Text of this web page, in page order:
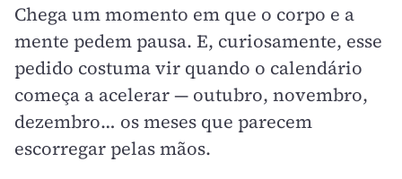
Chega um momento em que o corpo e a
mente pedem pausa. E, curiosamente, esse
pedido costuma vir quando o calendário
começa a acelerar — outubro, novembro,
dezembro… os meses que parecem
escorregar pelas mãos.